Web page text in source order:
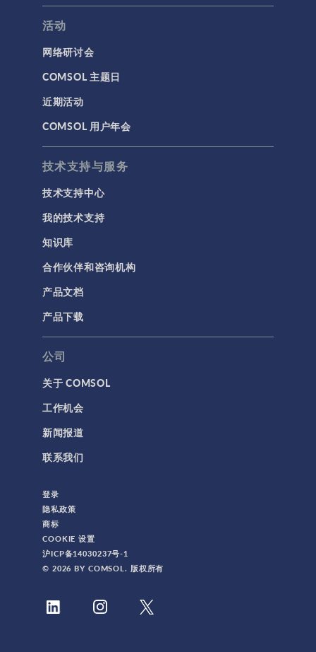
活动
网络研讨会
COMSOL 主题日
近期活动
COMSOL 用户年会
技术支持与服务
技术支持中心
我的技术支持
知识库
合作伙伴和咨询机构
产品文档
产品下载
公司
关于 COMSOL
工作机会
新闻报道
联系我们
登录
隐私政策
商标
COOKIE 设置
沪ICP备14030237号-1
© 2026 BY COMSOL. 版权所有